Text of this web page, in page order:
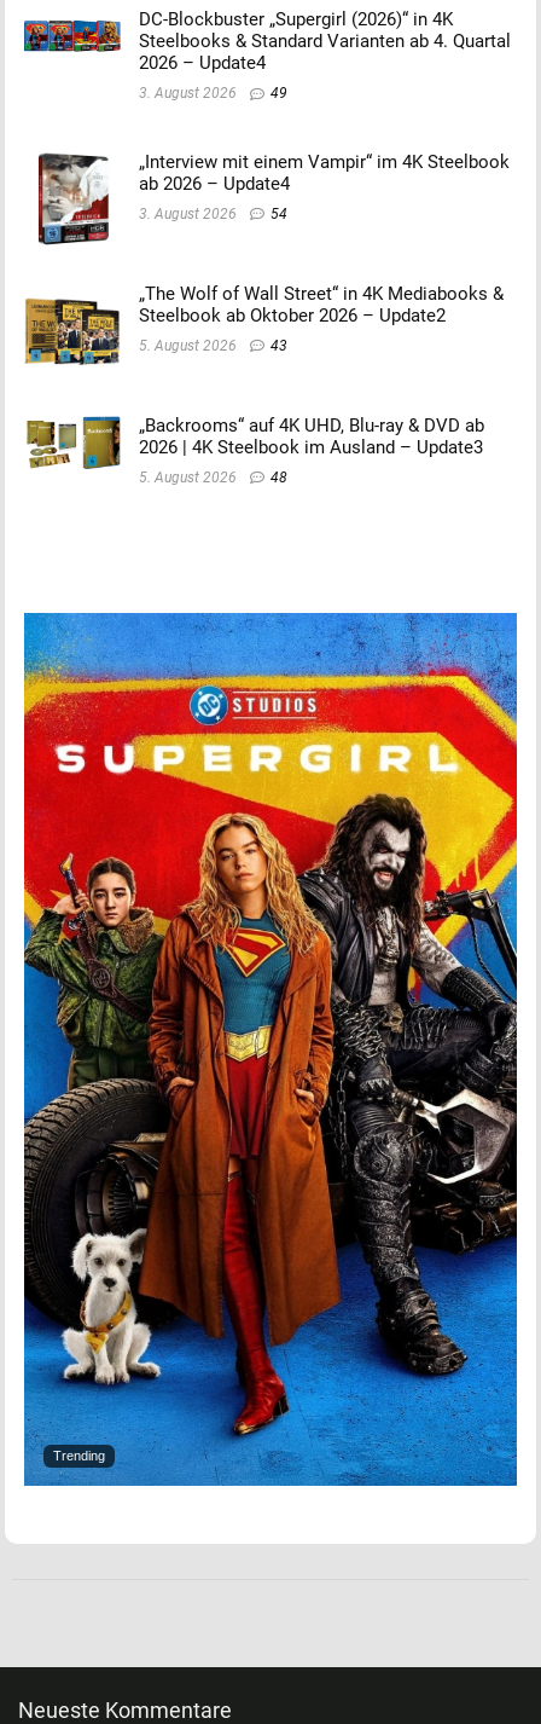
DC-Blockbuster „Supergirl (2026)“ in 4K
Steelbooks & Standard Varianten ab 4. Quartal
2026 – Update4
3. August 2026 49
„Interview mit einem Vampir“ im 4K Steelbook
ab 2026 – Update4
3. August 2026 54
„The Wolf of Wall Street“ in 4K Mediabooks &
Steelbook ab Oktober 2026 – Update2
5. August 2026 43
„Backrooms“ auf 4K UHD, Blu-ray & DVD ab
2026 | 4K Steelbook im Ausland – Update3
5. August 2026 48
Trending
Neueste Kommentare